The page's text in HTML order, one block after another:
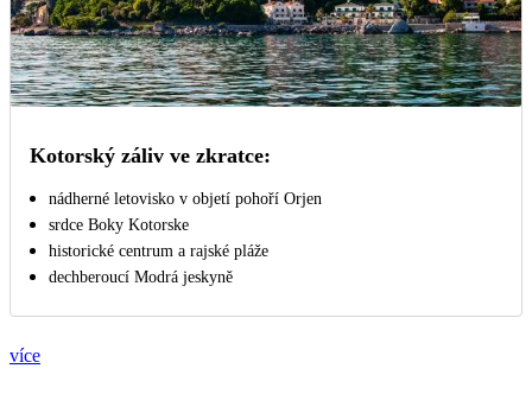
Kotorský záliv ve zkratce:
nádherné letovisko v objetí pohoří Orjen
srdce Boky Kotorske
historické centrum a rajské pláže
dechberoucí Modrá jeskyně
více